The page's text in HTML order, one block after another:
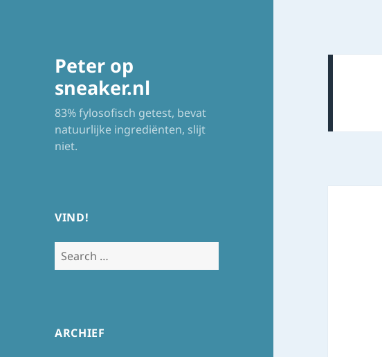
Peter op
sneaker.nl
83% fylosofisch getest, bevat
natuurlijke ingrediënten, slijt
niet.
VIND!
Search
for:
ARCHIEF